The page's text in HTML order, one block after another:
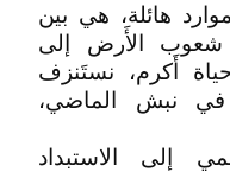
هائلة، هي بين
شعوب الأَرض إلى
أَكرم، نستَنزف
في نبش الماضي،
إلى الاستبداد